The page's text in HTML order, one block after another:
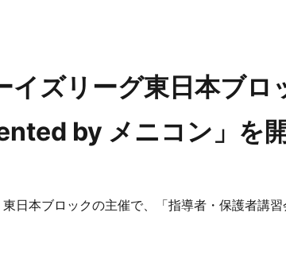
イズリーグ東日本ブロ
by メニコン」を開
日本ブロックの主催で、「指導者・保護者講